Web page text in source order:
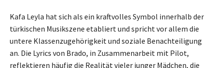
Kafa Leyla hat sich als ein kraftvolles Symbol innerhalb der
türkischen Musikszene etabliert und spricht vor allem die
untere Klassenzugehörigkeit und soziale Benachteiligung
an. Die Lyrics von Brado, in Zusammenarbeit mit Pilot,
reflektieren häufig die Realität vieler junger Mädchen, die